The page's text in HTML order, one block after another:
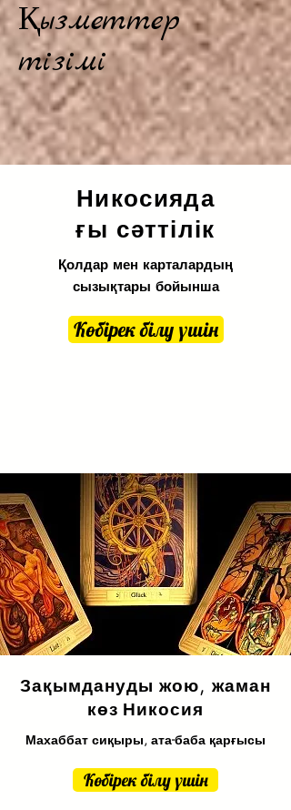
Қызметтер
тізімі
Никосияда
ғы сәттілік
Қолдар мен карталардың
сызықтары бойынша
Көбірек білу үшін
Зақымдануды жою, жаман
көз Никосия
Махаббат сиқыры, ата-баба қарғысы
Көбірек білу үшін